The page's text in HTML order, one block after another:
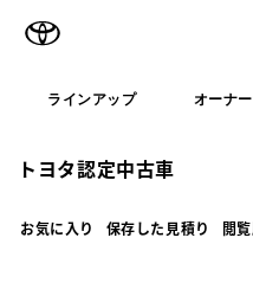
ラインアップ オーナ
トヨタ認定中古車
お気に入り 保存した見積り 閲